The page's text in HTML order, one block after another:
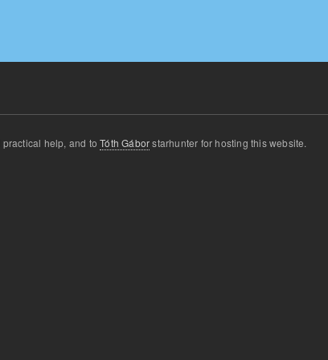
practical help, and toTóth Gáborstarhunter for hosting this website.